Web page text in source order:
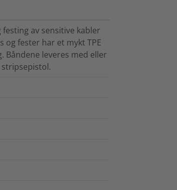
av sensitive kabler
og fester har et mykt TPE
leveres med eller
stripsepistol.